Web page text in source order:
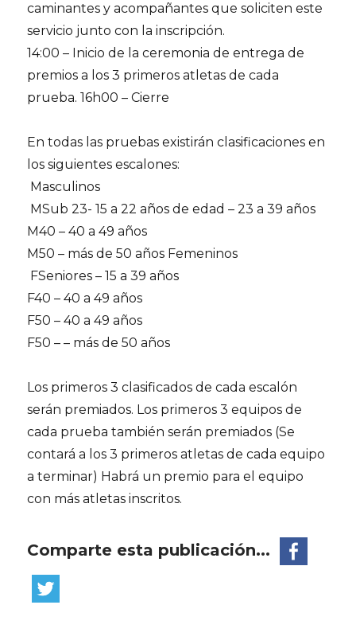
caminantes y acompañantes que soliciten este
servicio junto con la inscripción.
14:00 – Inicio de la ceremonia de entrega de
premios a los 3 primeros atletas de cada
prueba. 16h00 – Cierre
En todas las pruebas existirán clasificaciones en
los siguientes escalones:
Masculinos
MSub 23- 15 a 22 años de edad – 23 a 39 años
M40 – 40 a 49 años
M50 – más de 50 años Femeninos
FSeniores – 15 a 39 años
F40 – 40 a 49 años
F50 – 40 a 49 años
F50 – – más de 50 años
Los primeros 3 clasificados de cada escalón
serán premiados. Los primeros 3 equipos de
cada prueba también serán premiados (Se
contará a los 3 primeros atletas de cada equipo
a terminar) Habrá un premio para el equipo
con más atletas inscritos.
Comparte esta publicación...